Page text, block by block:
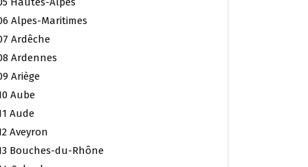
Alpes-Maritimes
Ardêche
Ardennes
Ariège
Aube
Aude
Aveyron
Bouches-du-Rhône